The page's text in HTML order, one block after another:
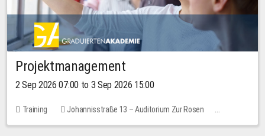
Projektmanagement
2 Sep 2026 07:00 to 3 Sep 2026 15:00
Training
Johannisstraße 13 – Auditorium Zur Rosen
No free places
30.00 EUR